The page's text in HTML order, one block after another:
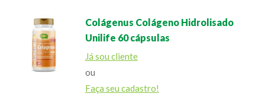
Colágenus Colágeno Hidrolisado
Unilife 60 cápsulas
Já sou cliente
ou
Faça seu cadastro!